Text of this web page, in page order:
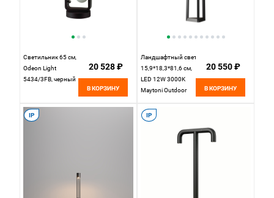
Светильник 65 см,
Odeon Light
5434/3FB, черный
20 528 ₽
В КОРЗИНУ
Ландшафтный светильник
15,9*18,3*81,6 см,
LED 12W 3000K
Maytoni Outdoor
L12B3K1 черный
20 550 ₽
В КОРЗИНУ
IP IP